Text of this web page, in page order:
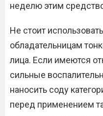
неделю этим
Не стоит
обладательницам
лица. Если имеются
сильные
наносить соду
перед применением